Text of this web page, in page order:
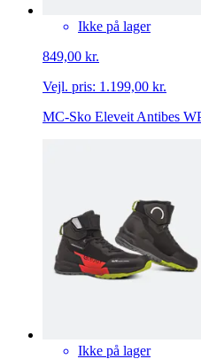
Ikke på lager
849,00 kr.
Vejl. pris: 1.199,00 kr.
MC-Sko Eleveit Antibes
Ikke på lager